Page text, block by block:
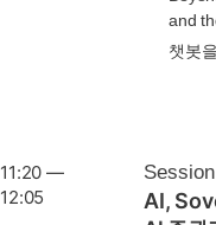
and
챗봇
11:20 —
12:05
AI,